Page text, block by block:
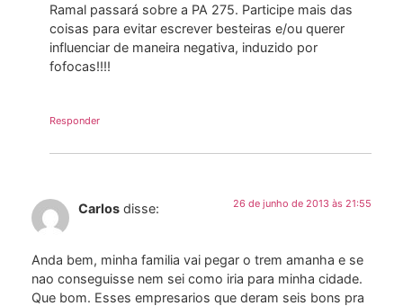
Ramal passará sobre a PA 275. Participe mais das
coisas para evitar escrever besteiras e/ou querer
influenciar de maneira negativa, induzido por
fofocas!!!!
Responder
Carlos disse: 26 de junho de 2013 às 21:55
Anda bem, minha familia vai pegar o trem amanha e se
nao conseguisse nem sei como iria para minha cidade.
Que bom. Esses empresarios que deram seis bons pra